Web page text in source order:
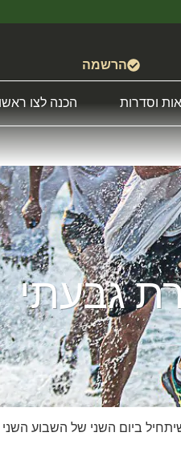
הרשמה
וסדרות הכנה לצו
גבעתי
ביום השני של השבוע